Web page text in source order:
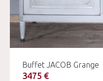
Buffet JACOB Grange
3475 €